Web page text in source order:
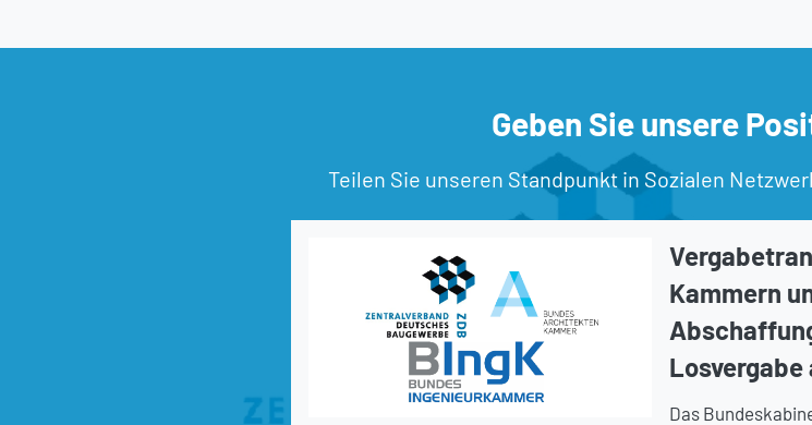
Geben Sie unsere
Teilen Sie unseren Standpunkt in Sozialen
Kammern
Losvergabe
Das